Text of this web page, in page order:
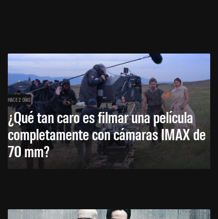
HACE 2 DÍAS
¿Qué tan caro es filmar una película
completamente con cámaras IMAX de
70 mm?